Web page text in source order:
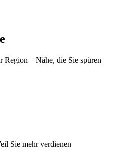
Region – Nähe, die Sie spüren
Sie mehr verdienen